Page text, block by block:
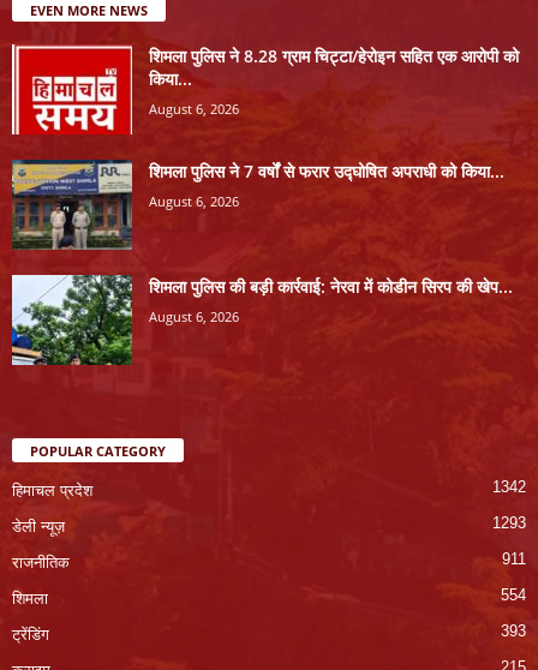
EVEN MORE NEWS
शिमला पुलिस ने 8.28 ग्राम चिट्टा/हेरोइन सहित एक आरोपी को
किया...
August 6, 2026
शिमला पुलिस ने 7 वर्षों से फरार उद्घोषित अपराधी को किया...
August 6, 2026
शिमला पुलिस की बड़ी कार्रवाई: नेरवा में कोडीन सिरप की खेप...
August 6, 2026
POPULAR CATEGORY
हिमाचल प्रदेश 1342
डेली न्यूज़ 1293
राजनीतिक 911
शिमला 554
ट्रेंडिंग 393